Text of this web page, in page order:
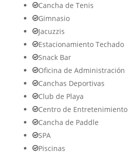
Cancha de Tenis
Gimnasio
Jacuzzis
Estacionamiento Techado
Snack Bar
Oficina de Administración
Canchas Deportivas
Club de Playa
Centro de Entretenimiento
Cancha de Paddle
SPA
Piscinas